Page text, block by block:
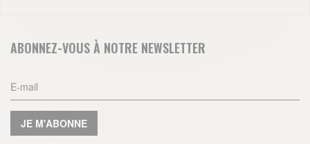
ABONNEZ-VOUS À NOTRE NEWSLETTER
JE M'ABONNE